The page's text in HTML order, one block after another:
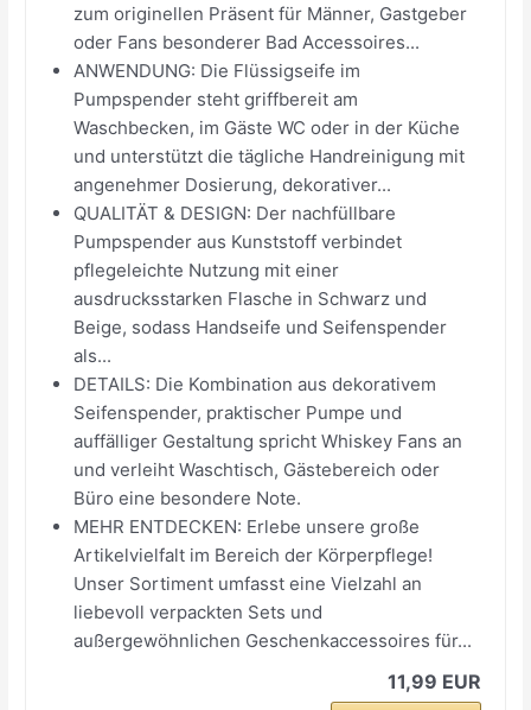
zum originellen Präsent für Männer, Gastgeber
oder Fans besonderer Bad Accessoires...
ANWENDUNG: Die Flüssigseife im
Pumpspender steht griffbereit am
Waschbecken, im Gäste WC oder in der Küche
und unterstützt die tägliche Handreinigung mit
angenehmer Dosierung, dekorativer...
QUALITÄT & DESIGN: Der nachfüllbare
Pumpspender aus Kunststoff verbindet
pflegeleichte Nutzung mit einer
ausdrucksstarken Flasche in Schwarz und
Beige, sodass Handseife und Seifenspender
als...
DETAILS: Die Kombination aus dekorativem
Seifenspender, praktischer Pumpe und
auffälliger Gestaltung spricht Whiskey Fans an
und verleiht Waschtisch, Gästebereich oder
Büro eine besondere Note.
MEHR ENTDECKEN: Erlebe unsere große
Artikelvielfalt im Bereich der Körperpflege!
Unser Sortiment umfasst eine Vielzahl an
liebevoll verpackten Sets und
außergewöhnlichen Geschenkaccessoires für...
11,99 EUR